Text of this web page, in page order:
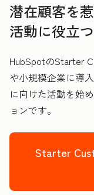
潜在顧客を
活動に役立
HubSpotのStarter
や小規模企業に導
に向けた活動を始
ョンです。
Starter